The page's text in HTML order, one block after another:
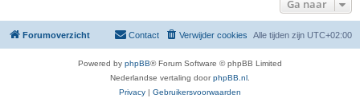
Ga naar
Forumoverzicht Alle tijden zijn UTC+02:00
Verwijder cookies
Contact
Powered by phpBB® Forum Software © phpBB Limited
Nederlandse vertaling doorphpBB.nl
Privacy | Gebruikersvoorwaarden